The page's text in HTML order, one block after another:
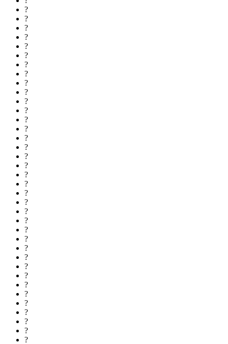
?
?
?
?
?
?
?
?
?
?
?
?
?
?
?
?
?
?
?
?
?
?
?
?
?
?
?
?
?
?
?
?
?
?
?
?
?